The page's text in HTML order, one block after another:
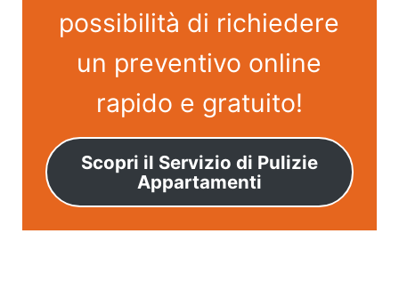
possibilità di richiedere
un preventivo online
rapido e gratuito!
Scopri il Servizio di Pulizie
Appartamenti